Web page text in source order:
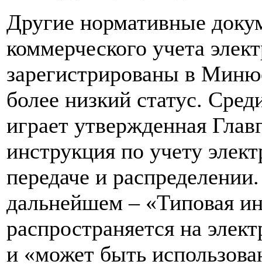
Другие нормативные
коммерческого учета
зарегистрированы в
более низкий статус.
играет утвержденная
инструкция по учету
передаче и
дальнейшем – «Типовая
распространяется на
и «может быть